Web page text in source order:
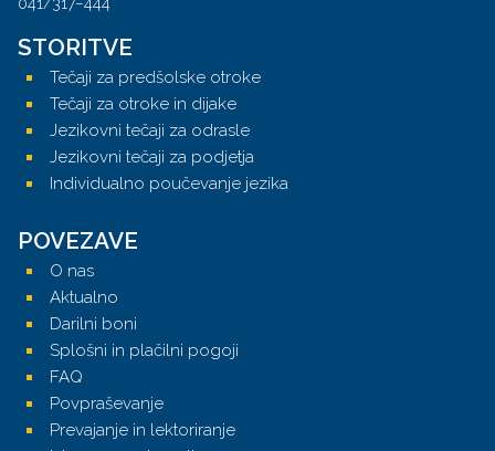
STORITVE
Tečaji za predšolske otroke
Tečaji za otroke in dijake
Jezikovni tečaji za odrasle
Jezikovni tečaji za podjetja
Individualno poučevanje jezika
POVEZAVE
O nas
Aktualno
Darilni boni
Splošni in plačilni pogoji
FAQ
Povpraševanje
Prevajanje in lektoriranje